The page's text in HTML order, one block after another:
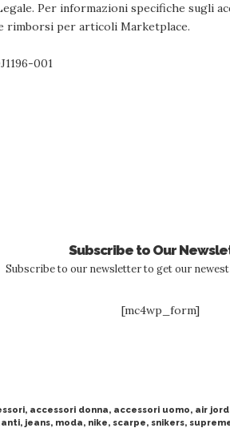
Per informazioni specifiche sugli
rimborsi per articoli Marketplace.
articolo ‏ : ‎ DJ1196-001
Subscribe to Our
Subscribe to our newsletter to get our
[mc4wp_form]
, accessori donna, accessori uomo, air
, jeans, moda, nike, scarpe, snikers,